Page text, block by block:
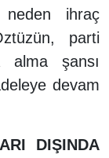
neden ihraç
parti
alma şansı
devam
DIŞINDA